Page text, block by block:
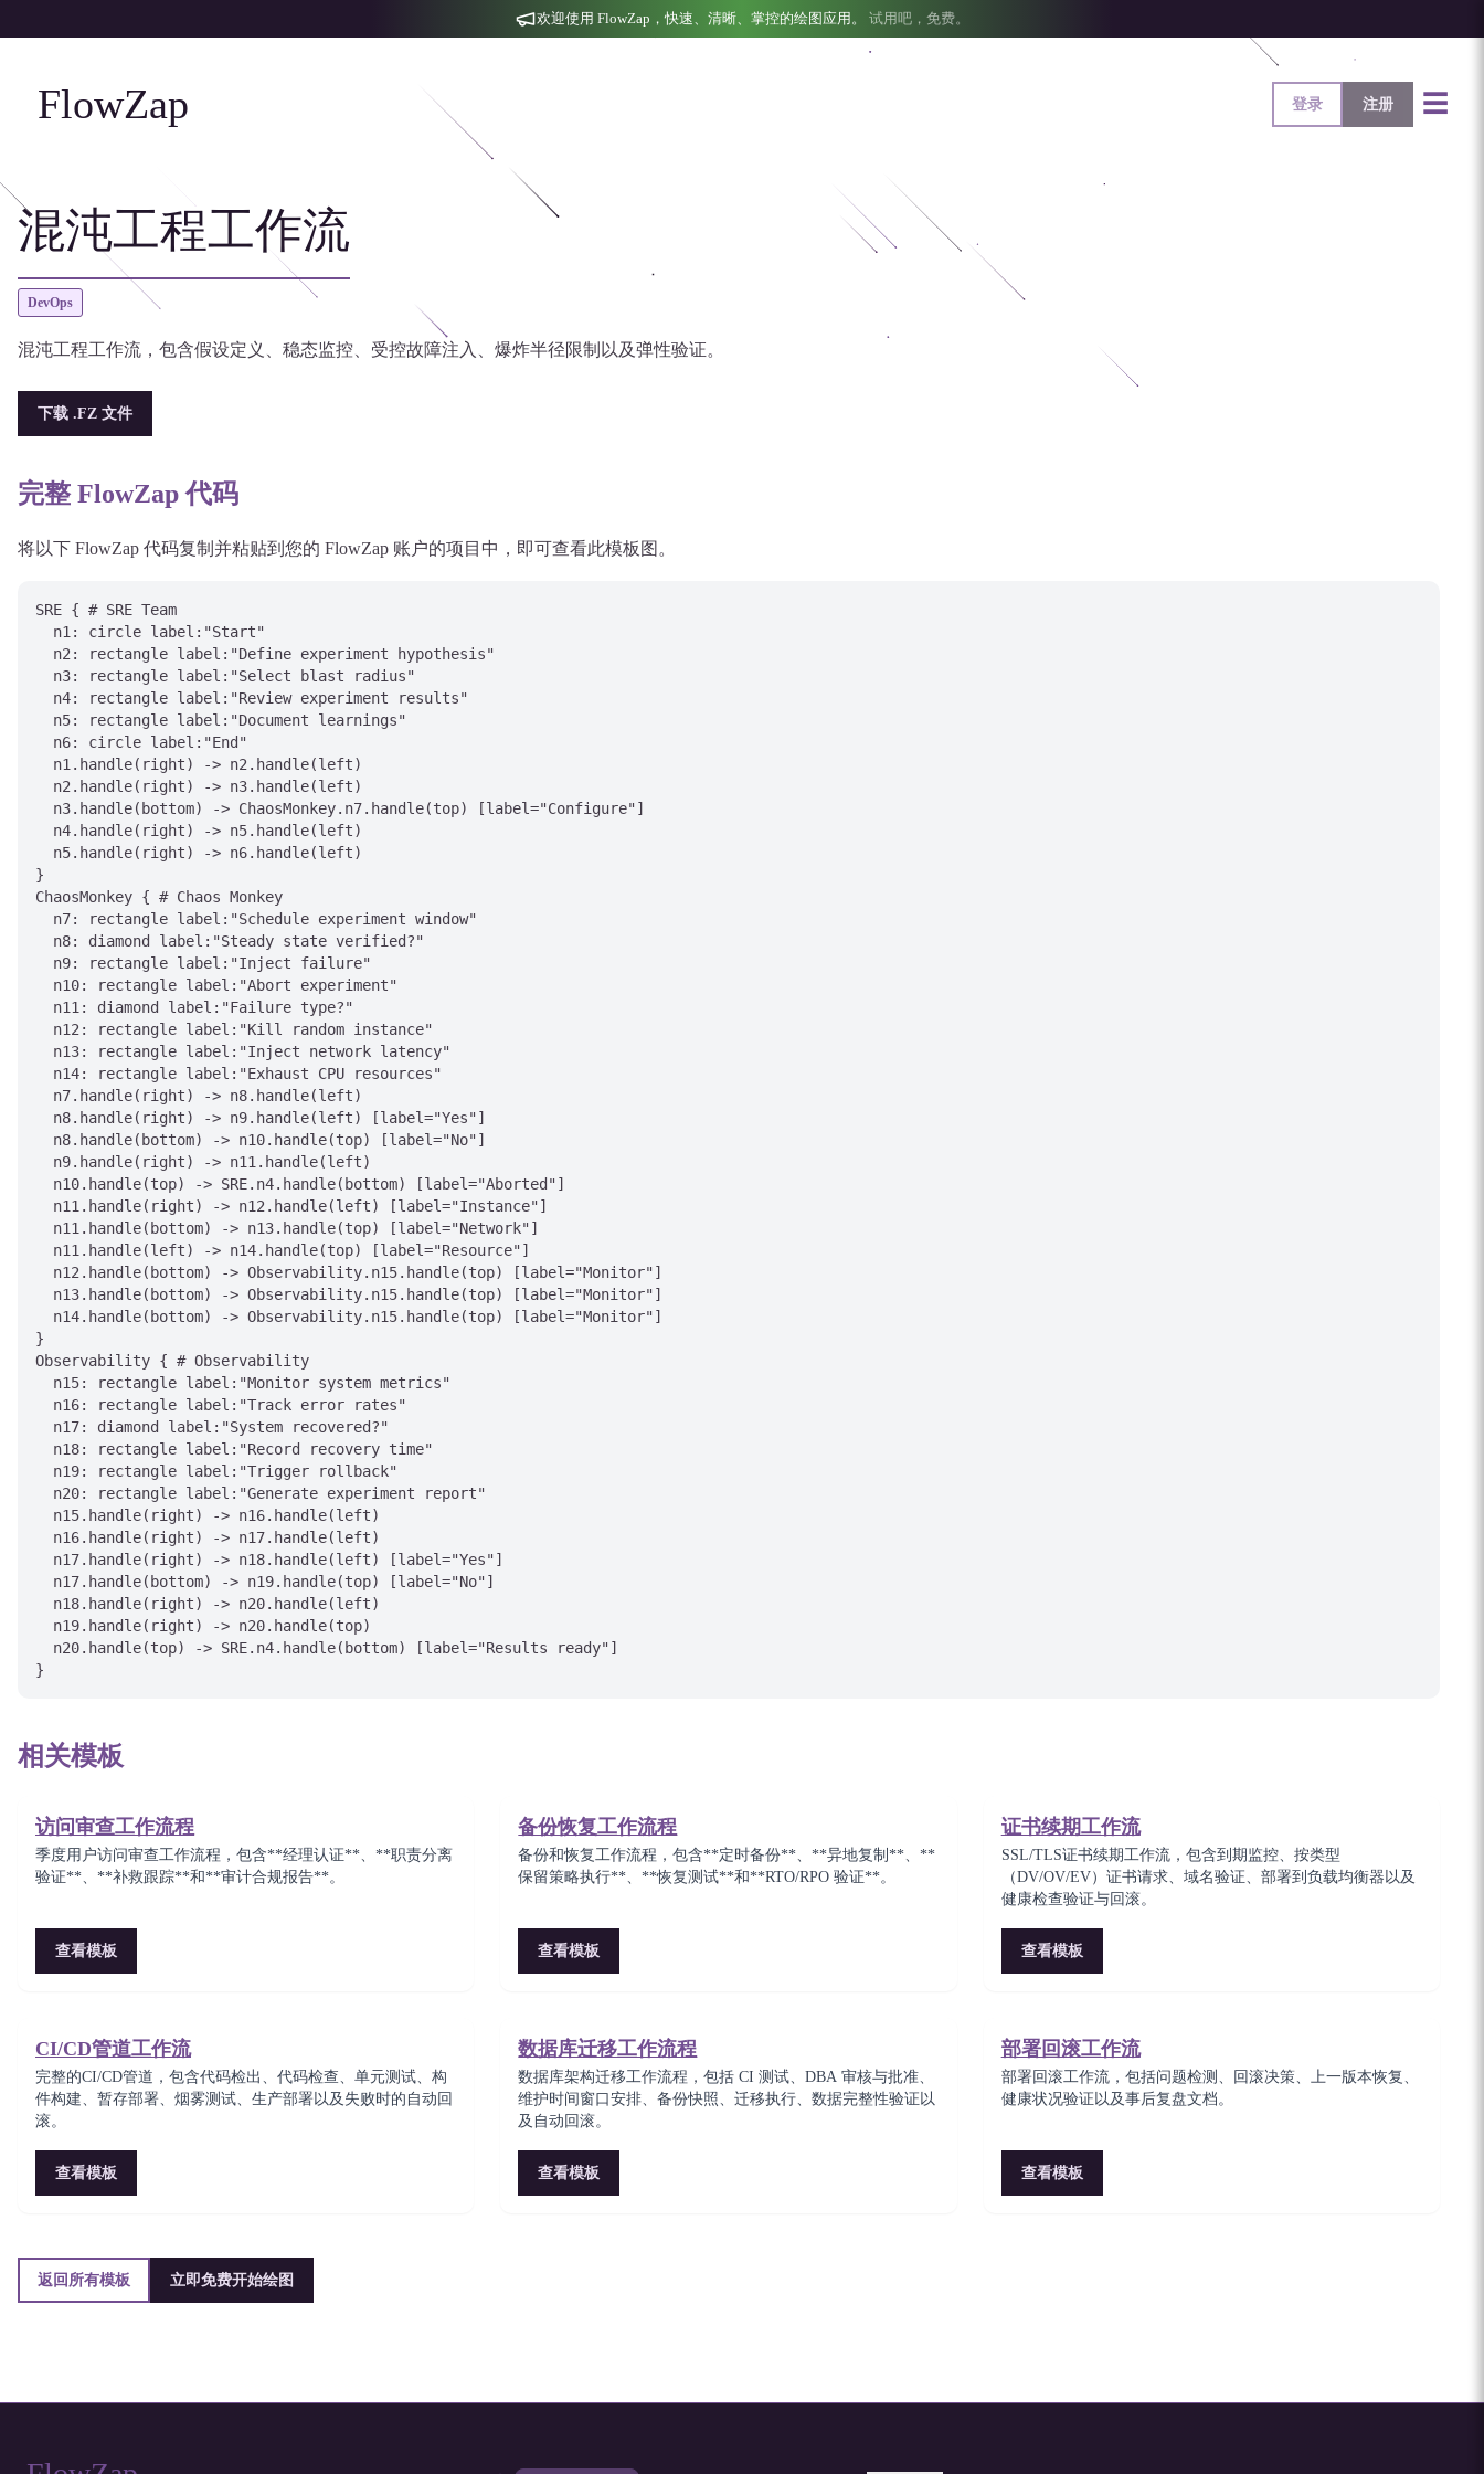
欢迎使用 FlowZap，快速、清晰、掌控的绘图应用。 试用吧，免费。
FlowZap 登录 注册 ☰
混沌工程工作流
DevOps
混沌工程工作流，包含假设定义、稳态监控、受控故障注入、爆炸半径限制以及弹性验证。
下载 .FZ 文件
完整 FlowZap 代码
将以下 FlowZap 代码复制并粘贴到您的 FlowZap 账户的项目中，即可查看此模板图。
SRE { # SRE Team
  n1: circle label:"Start"
  n2: rectangle label:"Define experiment hypothesis"
  n3: rectangle label:"Select blast radius"
  n4: rectangle label:"Review experiment results"
  n5: rectangle label:"Document learnings"
  n6: circle label:"End"
  n1.handle(right) -> n2.handle(left)
  n2.handle(right) -> n3.handle(left)
  n3.handle(bottom) -> ChaosMonkey.n7.handle(top) [label="Configure"]
  n4.handle(right) -> n5.handle(left)
  n5.handle(right) -> n6.handle(left)
}
ChaosMonkey { # Chaos Monkey
  n7: rectangle label:"Schedule experiment window"
  n8: diamond label:"Steady state verified?"
  n9: rectangle label:"Inject failure"
  n10: rectangle label:"Abort experiment"
  n11: diamond label:"Failure type?"
  n12: rectangle label:"Kill random instance"
  n13: rectangle label:"Inject network latency"
  n14: rectangle label:"Exhaust CPU resources"
  n7.handle(right) -> n8.handle(left)
  n8.handle(right) -> n9.handle(left) [label="Yes"]
  n8.handle(bottom) -> n10.handle(top) [label="No"]
  n9.handle(right) -> n11.handle(left)
  n10.handle(top) -> SRE.n4.handle(bottom) [label="Aborted"]
  n11.handle(right) -> n12.handle(left) [label="Instance"]
  n11.handle(bottom) -> n13.handle(top) [label="Network"]
  n11.handle(left) -> n14.handle(top) [label="Resource"]
  n12.handle(bottom) -> Observability.n15.handle(top) [label="Monitor"]
  n13.handle(bottom) -> Observability.n15.handle(top) [label="Monitor"]
  n14.handle(bottom) -> Observability.n15.handle(top) [label="Monitor"]
}
Observability { # Observability
  n15: rectangle label:"Monitor system metrics"
  n16: rectangle label:"Track error rates"
  n17: diamond label:"System recovered?"
  n18: rectangle label:"Record recovery time"
  n19: rectangle label:"Trigger rollback"
  n20: rectangle label:"Generate experiment report"
  n15.handle(right) -> n16.handle(left)
  n16.handle(right) -> n17.handle(left)
  n17.handle(right) -> n18.handle(left) [label="Yes"]
  n17.handle(bottom) -> n19.handle(top) [label="No"]
  n18.handle(right) -> n20.handle(left)
  n19.handle(right) -> n20.handle(top)
  n20.handle(top) -> SRE.n4.handle(bottom) [label="Results ready"]
}
相关模板
访问审查工作流程
季度用户访问审查工作流程，包含**经理认证**、**职责分离
验证**、**补救跟踪**和**审计合规报告**。
查看模板
备份恢复工作流程
备份和恢复工作流程，包含**定时备份**、**异地复制**、**
保留策略执行**、**恢复测试**和**RTO/RPO 验证**。
查看模板
证书续期工作流
SSL/TLS证书续期工作流，包含到期监控、按类型
（DV/OV/EV）证书请求、域名验证、部署到负载均衡器以及
健康检查验证与回滚。
查看模板
CI/CD管道工作流
完整的CI/CD管道，包含代码检出、代码检查、单元测试、构
件构建、暂存部署、烟雾测试、生产部署以及失败时的自动回
滚。
查看模板
数据库迁移工作流程
数据库架构迁移工作流程，包括 CI 测试、DBA 审核与批准、
维护时间窗口安排、备份快照、迁移执行、数据完整性验证以
及自动回滚。
查看模板
部署回滚工作流
部署回滚工作流，包括问题检测、回滚决策、上一版本恢复、
健康状况验证以及事后复盘文档。
查看模板
返回所有模板 立即免费开始绘图